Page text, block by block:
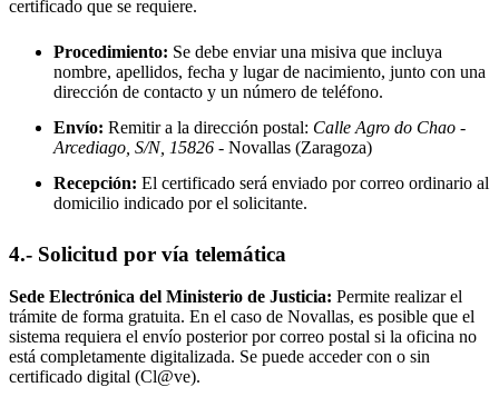
certificado que se requiere.
Procedimiento: Se debe enviar una misiva que incluya
nombre, apellidos, fecha y lugar de nacimiento, junto con una
dirección de contacto y un número de teléfono.
Envío: Remitir a la dirección postal: Calle Agro do Chao -
Arcediago, S/N, 15826 - Novallas (Zaragoza)
Recepción: El certificado será enviado por correo ordinario al
domicilio indicado por el solicitante.
4.- Solicitud por vía telemática
Sede Electrónica del Ministerio de Justicia: Permite realizar el
trámite de forma gratuita. En el caso de Novallas, es posible que el
sistema requiera el envío posterior por correo postal si la oficina no
está completamente digitalizada. Se puede acceder con o sin
certificado digital (Cl@ve).